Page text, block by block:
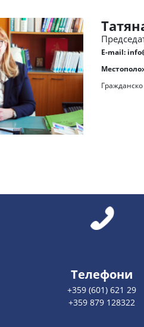
E-mail:
Телефони
+359 (601) 621 29
+359 879 128322